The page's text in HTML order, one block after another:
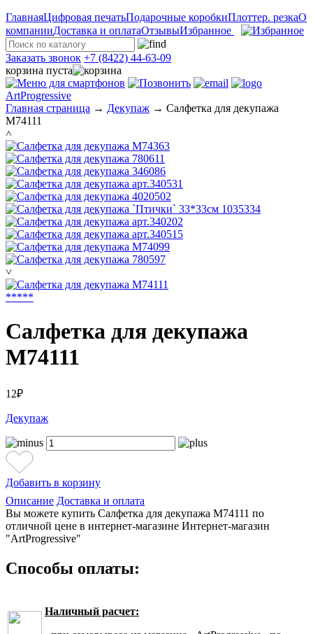
ГлавнаяЦифровая печатьПодарочные коробкиПлоттер. резкаО
компанииДоставка и оплатаОтзывыИзбранное
Заказать звонок +7 (8422) 44-63-09
корзина пуста
ArtProgressive
Главная страница → Декупаж → Салфетка для декупажа
М74111
˄
˅
*****
Салфетка для декупажа
М74111
12₽
Декупаж
Добавить в корзину
Описание Доставка и оплата
Вы можете купить Салфетка для декупажа М74111 по
отличной цене в интернет-магазине Интернет-магазин
"ArtProgressive"
Способы оплаты:
Наличный расчет: